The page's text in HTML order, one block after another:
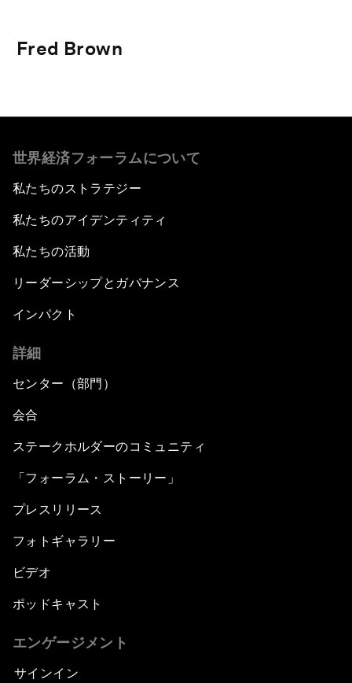
Fred Brown
世界経済フォーラムについて
私たちのストラテジー
私たちのアイデンティティ
私たちの活動
リーダーシップとガバナンス
インパクト
詳細
センター（部門）
会合
ステークホルダーのコミュニティ
「フォーラム・ストーリー」
プレスリリース
フォトギャラリー
ビデオ
ポッドキャスト
エンゲージメント
サインイン